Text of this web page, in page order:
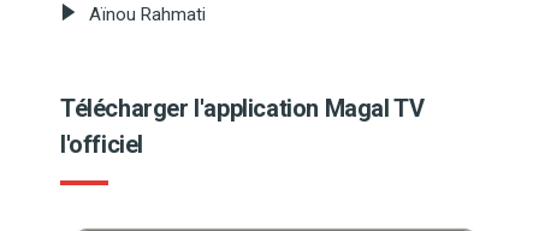
Aïnou Rahmati
Télécharger l'application Magal TV
l'officiel